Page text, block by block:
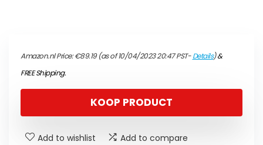
Amazon.nl Price:€89.19(as of 10/04/2023 20:47 PST-Details)&
FREE Shipping.
KOOP PRODUCT
Add to wishlist Add to compare